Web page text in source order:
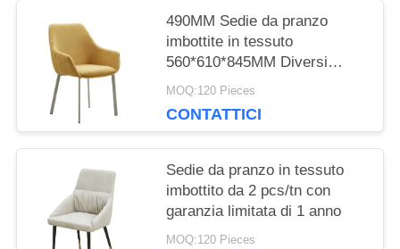
POLICY
490MM Sedie da pranzo
imbottite in tessuto
560*610*845MM Diversi
colori
MOQ:120 Pieces
CONTATTICI
Sedie da pranzo in tessuto
imbottito da 2 pcs/tn con
garanzia limitata di 1 anno
MOQ:120 Pieces